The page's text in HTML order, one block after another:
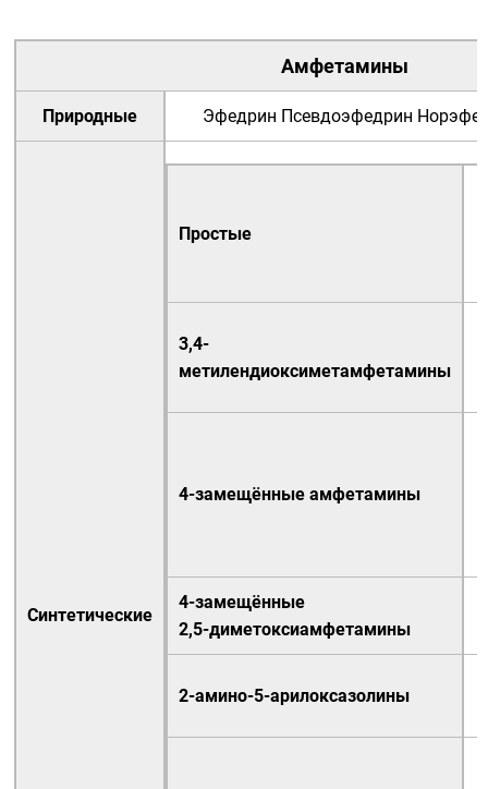
Амфетамины
Природные Эфедрин Псевдоэфедрин
Синтетические
Простые
3,4-
метилендиоксиметамфетамины
4-замещённые амфетамины
4-замещённые
2,5-диметоксиамфетамины
2-амино-5-арилоксазолины